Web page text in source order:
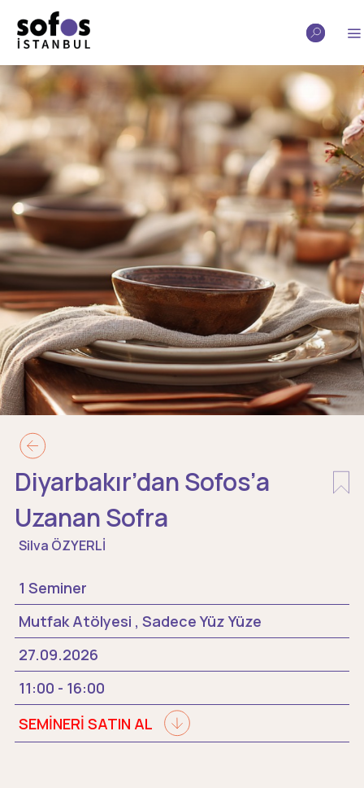
Diyarbakır’dan Sofos’a
Uzanan Sofra
Silva ÖZYERLİ
1 Seminer
Mutfak Atölyesi , Sadece Yüz Yüze
27.09.2026
11:00 - 16:00
SEMİNERİ SATIN AL